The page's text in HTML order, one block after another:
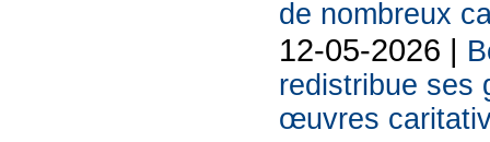
de nombreux
12-05-2026 |
redistribue ses
œuvres